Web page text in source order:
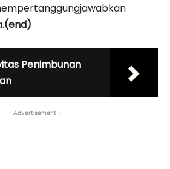
(end)
Penimbunan
- Advertisement -